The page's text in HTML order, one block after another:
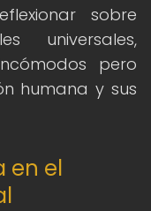
sobre
universales,
pero
humana y sus
en el